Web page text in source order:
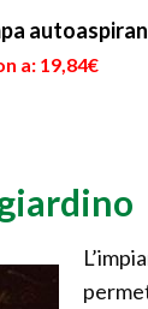
a: 19,84€